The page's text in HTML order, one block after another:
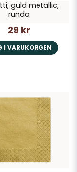
guld metallic,
runda
29 kr
I VARUKORGEN